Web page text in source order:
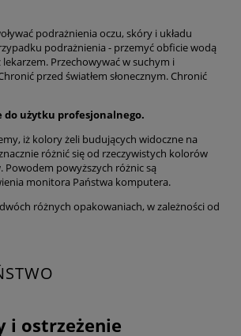
podrażnienia oczu, skóry i układu
podrażnienia - przemyć obficie wodą
Przechowywać w suchym i
przed światłem słonecznym. Chronić
do użytku profesjonalnego.
iż kolory żeli budujących widoczne na
różnić się od rzeczywistych kolorów
powyższych różnic są
monitora Państwa komputera.
różnych opakowaniach, w zależności od
i ostrzeżenie